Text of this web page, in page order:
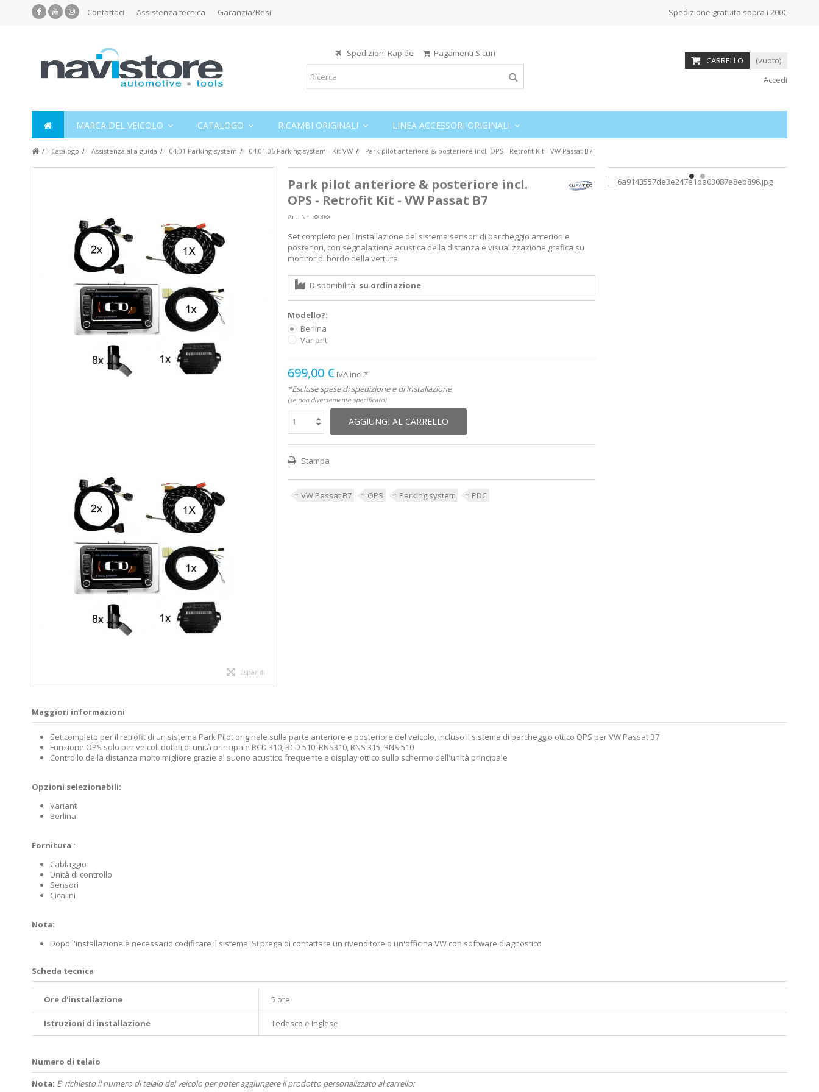
Contattaci Assistenza tecnica Garanzia/Resi Spedizione gratuita sopra i 200€
Spedizioni Rapide Pagamenti Sicuri
CARRELLO
(vuoto)
Accedi
MARCA DEL VEICOLO CATALOGO RICAMBI ORIGINALI LINEA ACCESSORI ORIGINALI
Catalogo Assistenza alla guida 04.01 Parking system 04.01.06 Parking system - Kit VW Park pilot anteriore & posteriore incl. OPS - Retrofit Kit - VW Passat B7
Espandi
Park pilot anteriore & posteriore incl.
OPS - Retrofit Kit - VW Passat B7
Art. Nr: 38368
Set completo per l'installazione del sistema sensori di parcheggio anteriori e
posteriori, con segnalazione acustica della distanza e visualizzazione grafica su
monitor di bordo della vettura.
Disponibilità: su ordinazione
Modello?:
Berlina
Variant
699,00 € IVA incl.*
*Escluse spese di spedizione e di installazione
(se non diversamente specificato)
AGGIUNGI AL CARRELLO
Stampa
VW Passat B7 OPS Parking system PDC
Maggiori informazioni
Set completo per il retrofit di un sistema Park Pilot originale sulla parte anteriore e posteriore del veicolo, incluso il sistema di parcheggio ottico OPS per VW Passat B7
Funzione OPS solo per veicoli dotati di unità principale RCD 310, RCD 510, RNS310, RNS 315, RNS 510
Controllo della distanza molto migliore grazie al suono acustico frequente e display ottico sullo schermo dell'unità principale
Opzioni selezionabili:
Variant
Berlina
Fornitura :
Cablaggio
Unità di controllo
Sensori
Cicalini
Nota:
Dopo l'installazione è necessario codificare il sistema. Si prega di contattare un rivenditore o un'officina VW con software diagnostico
Scheda tecnica
Ore d'installazione 5 ore
Istruzioni di installazione Tedesco e Inglese
Numero di telaio
Nota: E' richiesto il numero di telaio del veicolo per poter aggiungere il prodotto personalizzato al carrello: